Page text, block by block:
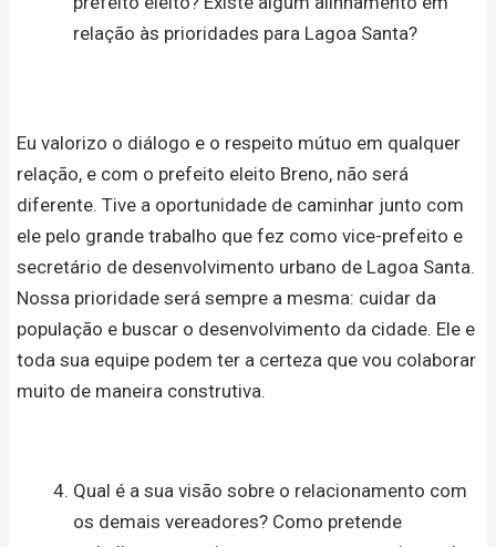
relação às prioridades para Lagoa Santa?
Eu valorizo o diálogo e o respeito mútuo em qualquer
relação, e com o prefeito eleito Breno, não será
diferente. Tive a oportunidade de caminhar junto com
ele pelo grande trabalho que fez como vice-prefeito e
secretário de desenvolvimento urbano de Lagoa Santa.
Nossa prioridade será sempre a mesma: cuidar da
população e buscar o desenvolvimento da cidade. Ele e
toda sua equipe podem ter a certeza que vou colaborar
muito de maneira construtiva.
Qual é a sua visão sobre o relacionamento com
os demais vereadores? Como pretende